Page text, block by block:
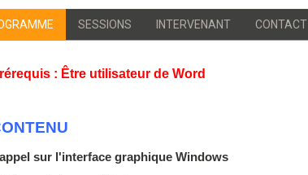
SESSIONS INTERVENANT CONTACT
: Être utilisateur de Word
sur l'interface graphique Windows